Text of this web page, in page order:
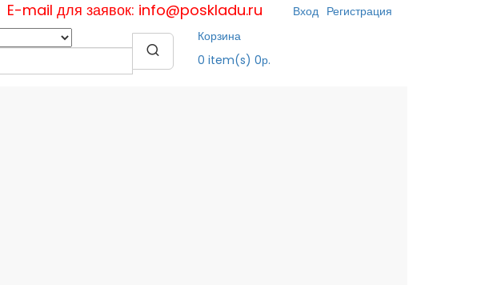
E-mail для заявок: info@poskladu.ru Вход Регистрация
Корзина
0 item(s) 0р.